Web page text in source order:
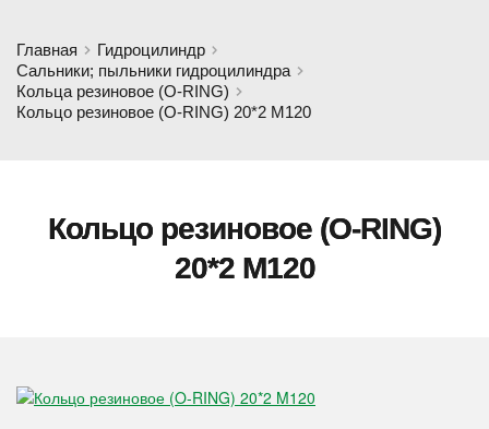
Главная
Гидроцилиндр
Сальники; пыльники гидроцилиндра
Кольца резиновое (O-RING)
Кольцо резиновое (O-RING) 20*2 M120
Кольцо резиновое (O-RING)
20*2 M120